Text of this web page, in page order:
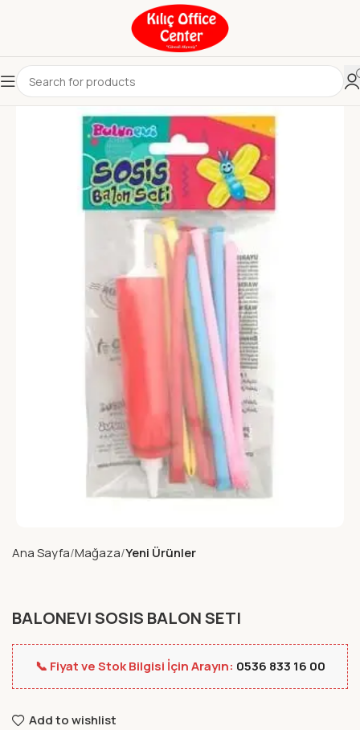
Ana Sayfa Mağaza Yeni Ürünler
BALONEVI SOSIS BALON SETI
📞 Fiyat ve Stok Bilgisi İçin Arayın: 0536 833 16 00
Add to wishlist